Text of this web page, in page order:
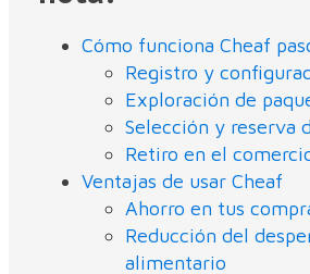
Cómo funciona Cheaf
Registro y
Exploración de
Selección y reserva
Retiro en el
Ventajas de usar Cheaf
Ahorro en tus
Reducción del
alimentario